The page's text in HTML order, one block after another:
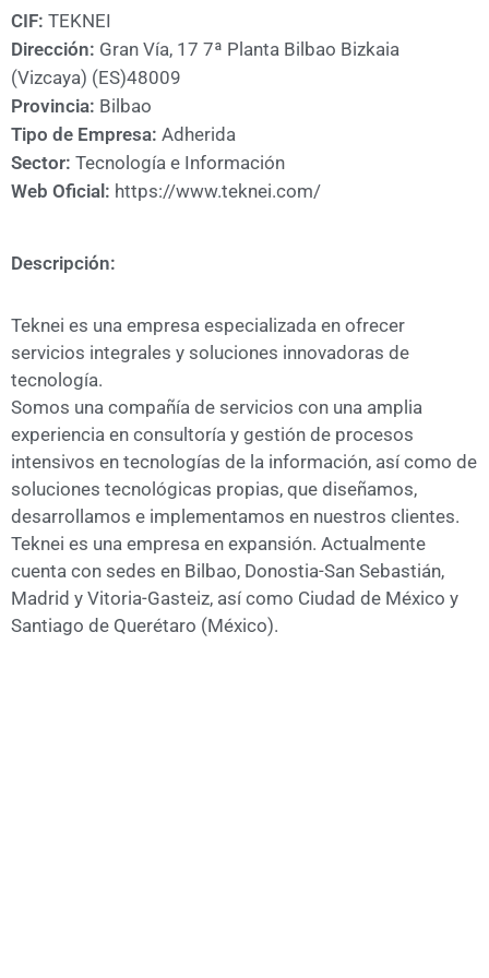
CÁMARA
CIF: TEKNEI
Dirección: Gran Vía, 17 7ª Planta Bilbao Bizkaia
(Vizcaya) (ES)48009
Provincia: Bilbao
Tipo de Empresa: Adherida
Sector: Tecnología e Información
Web Oficial: https://www.teknei.com/
Descripción:
Teknei es una empresa especializada en ofrecer
servicios integrales y soluciones innovadoras de
tecnología.
Somos una compañía de servicios con una amplia
experiencia en consultoría y gestión de procesos
intensivos en tecnologías de la información, así como de
soluciones tecnológicas propias, que diseñamos,
desarrollamos e implementamos en nuestros clientes.
Teknei es una empresa en expansión. Actualmente
cuenta con sedes en Bilbao, Donostia-San Sebastián,
Madrid y Vitoria-Gasteiz, así como Ciudad de México y
Santiago de Querétaro (México).